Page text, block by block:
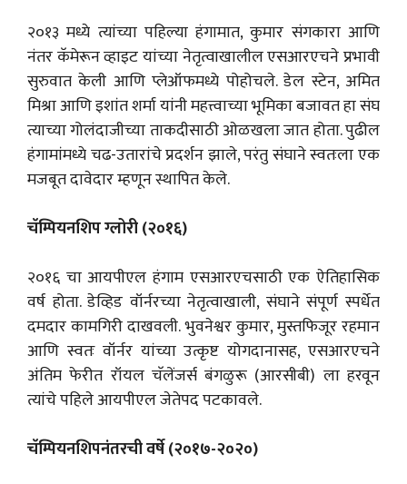
२०१३ मध्ये त्यांच्या पहिल्या हंगामात, कुमार संगकारा आणि
नंतर कॅमेरून व्हाइट यांच्या नेतृत्वाखालील एसआरएचने प्रभावी
सुरुवात केली आणि प्लेऑफमध्ये पोहोचले. डेल स्टेन, अमित
मिश्रा आणि इशांत शर्मा यांनी महत्त्वाच्या भूमिका बजावत हा संघ
त्याच्या गोलंदाजीच्या ताकदीसाठी ओळखला जात होता. पुढील
हंगामांमध्ये चढ-उतारांचे प्रदर्शन झाले, परंतु संघाने स्वतःला एक
मजबूत दावेदार म्हणून स्थापित केले.
चॅम्पियनशिप ग्लोरी (२०१६)
२०१६ चा आयपीएल हंगाम एसआरएचसाठी एक ऐतिहासिक
वर्ष होता. डेव्हिड वॉर्नरच्या नेतृत्वाखाली, संघाने संपूर्ण स्पर्धेत
दमदार कामगिरी दाखवली. भुवनेश्वर कुमार, मुस्तफिजूर रहमान
आणि स्वतः वॉर्नर यांच्या उत्कृष्ट योगदानासह, एसआरएचने
अंतिम फेरीत रॉयल चॅलेंजर्स बंगळुरू (आरसीबी) ला हरवून
त्यांचे पहिले आयपीएल जेतेपद पटकावले.
चॅम्पियनशिपनंतरची वर्षे (२०१७-२०२०)